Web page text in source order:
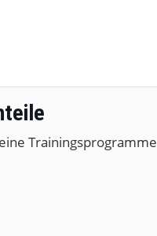
Trainingsprogramme